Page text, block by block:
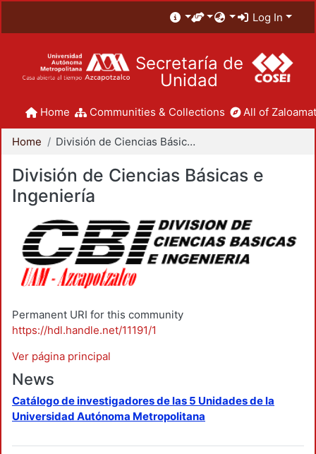
Log In
Secretaría de
Unidad
Home Communities & Collections All of
Home División de Ciencias Básicas e Ingeniería
División de Ciencias Básicas e
Ingeniería
Permanent URI for this community
https://hdl.handle.net/11191/1
Ver página principal
News
Catálogo de investigadores de las 5 Unidades de la
Universidad Autónoma Metropolitana